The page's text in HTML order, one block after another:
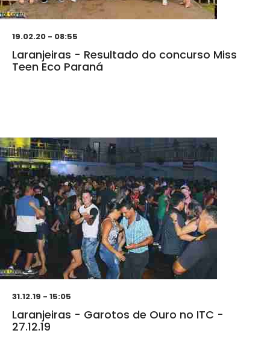
19.02.20 - 08:55
Laranjeiras - Resultado do concurso Miss
Teen Eco Paraná
31.12.19 - 15:05
Laranjeiras - Garotos de Ouro no ITC -
27.12.19